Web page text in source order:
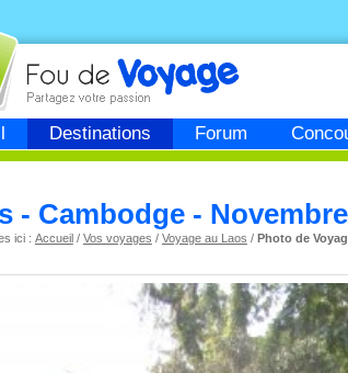
Destinations Forum
voyage
- Cambodge -
ici : Accueil/ Vos voyages / Voyage au Laos / Photo de